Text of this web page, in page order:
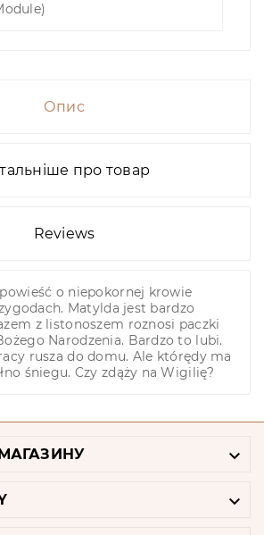
Опис
про товар
Reviews
o niepokornej krowie
Matylda jest bardzo
z listonoszem roznosi paczki
Narodzenia. Bardzo to lubi.
rusza do domu. Ale którędy ma
śniegu. Czy zdąży na Wigilię?

